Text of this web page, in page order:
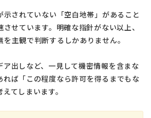
されていない「空白地帯」があること
せています。明確な指針がない以上、
主観で判断するしかありません。
ア出しなど、一見して機密情報を含まな
れば「この程度なら許可を得るまでもな
てしまいます。